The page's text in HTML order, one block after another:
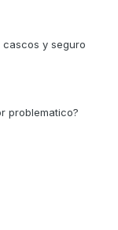
cascos y seguro
problematico?